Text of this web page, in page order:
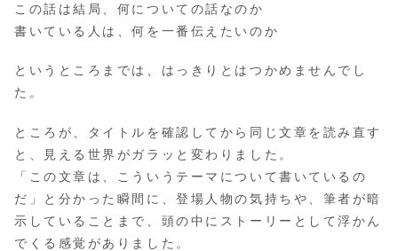
この話は結局、何についての話なのか
書いている人は、何を一番伝えたいのか
というところまでは、はっきりとはつかめませんでし
た。
ところが、タイトルを確認してから同じ文章を読み直す
と、見える世界がガラッと変わりました。
「この文章は、こういうテーマについて書いているの
だ」と分かった瞬間に、登場人物の気持ちや、筆者が暗
示していることまで、頭の中にストーリーとして浮かん
でくる感覚がありました。